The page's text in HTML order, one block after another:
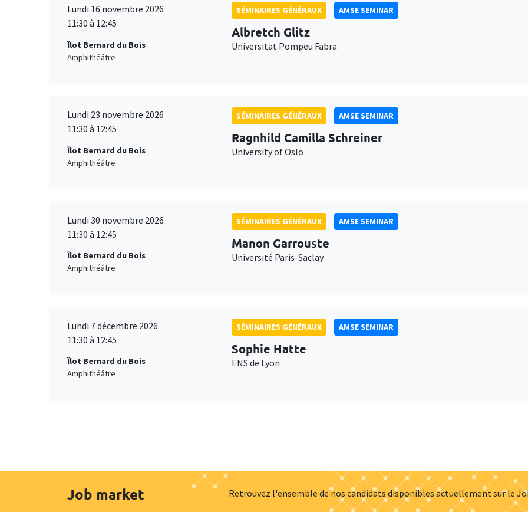
Lundi 16 novembre 2026
11:30 à 12:45
Îlot Bernard du Bois
Amphithéâtre
SÉMINAIRES GÉNÉRAUX AMSE SEMINAR
Albretch Glitz
Universitat Pompeu Fabra
Lundi 23 novembre 2026
11:30 à 12:45
Îlot Bernard du Bois
Amphithéâtre
SÉMINAIRES GÉNÉRAUX AMSE SEMINAR
Ragnhild Camilla Schreiner
University of Oslo
Lundi 30 novembre 2026
11:30 à 12:45
Îlot Bernard du Bois
Amphithéâtre
SÉMINAIRES GÉNÉRAUX AMSE SEMINAR
Manon Garrouste
Université Paris-Saclay
Lundi 7 décembre 2026
11:30 à 12:45
Îlot Bernard du Bois
Amphithéâtre
SÉMINAIRES GÉNÉRAUX AMSE SEMINAR
Sophie Hatte
ENS de Lyon
Job market Retrouvez l'ensemble de nos candidats disponibles actuellement sur le